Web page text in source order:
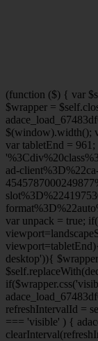
(function ($) { var
$wrapper =
$(window).width();
var tabletEnd = 961;
ad-
var unpack = true;
viewport
viewport
desktop')){
refreshIntervalId =
=== 'visible' ) {